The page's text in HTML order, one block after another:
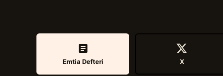
Emtia Defteri X